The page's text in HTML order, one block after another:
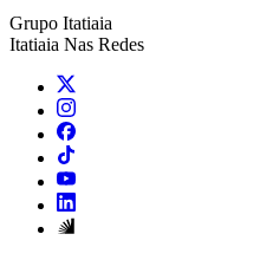
Grupo Itatiaia
Itatiaia Nas Redes